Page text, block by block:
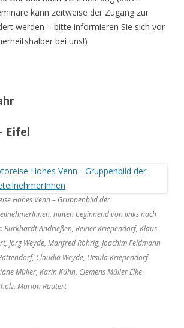
kann zeitweise der Zugang zur
werden – bitte informieren Sie sich vor
bei uns!)
Eifel
Hohes Venn – Gruppenbild der
hinten beginnend von links nach
Burkhardt Andrießen, Reiner Kriependorf, Klaus
Jörg Weyde, Manfred Röhrig, Joachim Feldmann
Claudia Weyde, Ursula Kriependorf
Müller, Karin Kühn, Clemens Müller Elke
Marion Rautert